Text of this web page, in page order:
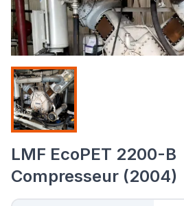
LMF EcoPET 2200-B
Compresseur (2004)